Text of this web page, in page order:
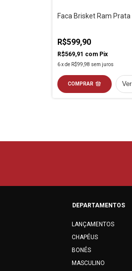
Faca Brisket Ram Prata
R$599,90
R$569,91 com Pix
6 xde R$99,98 sem juros
COMPRAR
DEPARTAMENTOS
LANÇAMENTOS
CHAPÉUS
BONÉS
MASCULINO